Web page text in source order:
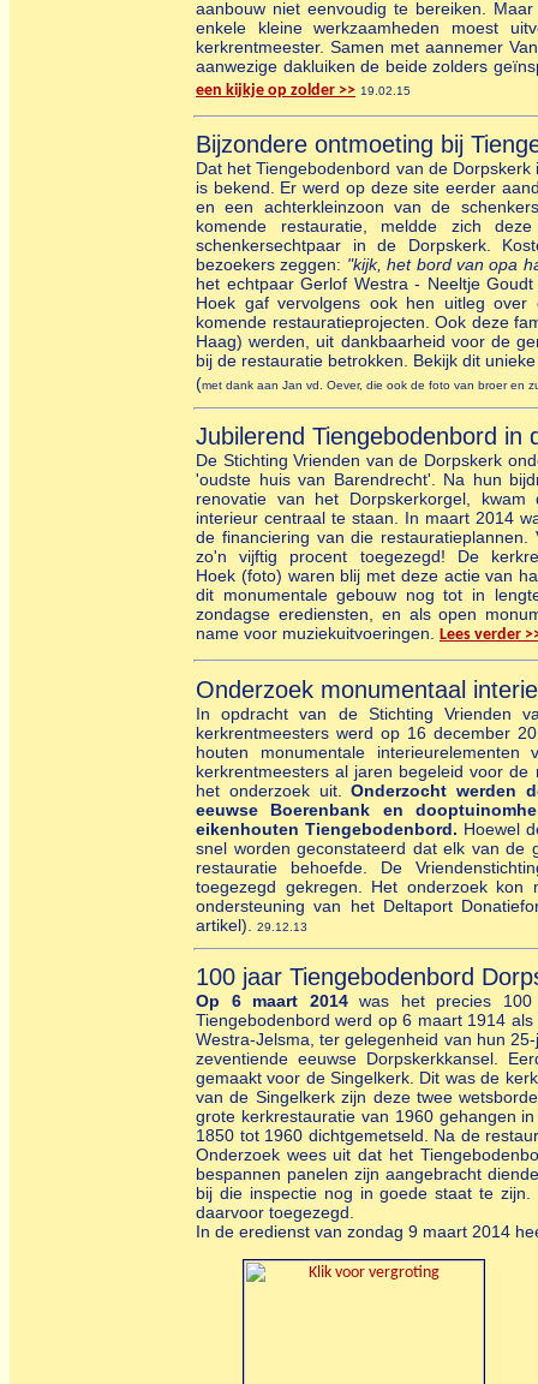
aanbouw niet eenvoudig te bereiken.
enkele kleine werkzaamheden moest
kerkrentmeester. Samen met aannemer
aanwezige dakluiken de beide zolders
een kijkje op zolder >> 19.02.15
Bijzondere ontmoeting bij
Dat het Tiengebodenbord van de
is bekend. Er werd op deze site eerder
en een achterkleinzoon van de
komende restauratie, meldde zich
schenkersechtpaar in de Dorpskerk.
bezoekers zeggen: "kijk, het bord van opa
het echtpaar Gerlof Westra - Neeltje
Hoek gaf vervolgens ook hen uitleg
komende restauratieprojecten. Ook deze
Haag) werden, uit dankbaarheid voor de
bij de restauratie betrokken. Bekijk dit
(met dank aan Jan vd. Oever, die ook de foto van broer en
Jubilerend Tiengebodenbord in
De Stichting Vrienden van de Dorpskerk
'oudste huis van Barendrecht'. Na hun
renovatie van het Dorpskerkorgel,
interieur centraal te staan. In maart 2014
de financiering van die
zo'n vijftig procent toegezegd! De
Hoek (foto) waren blij met deze actie van
dit monumentale gebouw nog tot in
zondagse erediensten, en als open
name voor muziekuitvoeringen.
Lees verder
Onderzoek monumentaal
In opdracht van de Stichting Vrienden
kerkrentmeesters werd op 16 december
houten monumentale
kerkrentmeesters al jaren begeleid voor
het onderzoek uit.Onderzocht werden
eeuwse Boerenbank en
eikenhouten Tiengebodenbord. Hoewel
snel worden geconstateerd dat elk van de
restauratie behoefde. De
toegezegd gekregen. Het onderzoek kon
ondersteuning van het Deltaport
artikel).
29.12.13
100 jaar Tiengebodenbord
Op 6 maart 2014 was het precies
Tiengebodenbord werd op 6 maart 1914
Westra-Jelsma, ter gelegenheid van hun
zeventiende eeuwse Dorpskerkkansel.
gemaakt voor de Singelkerk. Dit was de
van de Singelkerk zijn deze twee
grote kerkrestauratie van 1960 gehangen
1850 tot 1960 dichtgemetseld. Na de
Onderzoek wees uit dat het
bespannen panelen zijn aangebracht
bij die inspectie nog in goede staat te
daarvoor toegezegd.
In de eredienst van zondag 9 maart 2014